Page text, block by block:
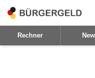
Zum
Inhalt
Rechner